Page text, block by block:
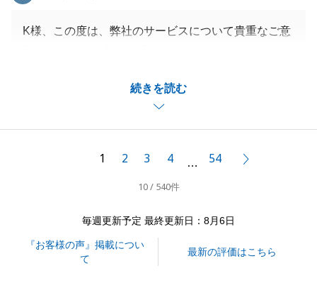
続きを読む
K様、この度は、弊社のサービスについて貴重なご意
る契約前の説明について、全社を挙げて改善に取り組
引き続きよろしくお願いいたします。
閉じる
1 2 3 4 … 54
10 / 540件
毎週更新予定 最終更新日：8月6日
『お客様の声』掲載につい
て
最新の評価はこちら